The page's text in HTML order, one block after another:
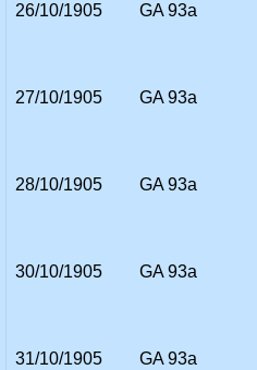
GA 93a
26/10/1905
GA 93a
27/10/1905
GA 93a
28/10/1905
GA 93a
30/10/1905
GA 93a
31/10/1905